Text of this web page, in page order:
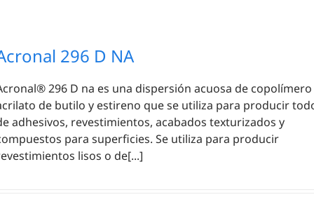
296 D NA
296 D na es una dispersión acuosa de
de butilo y estireno que se utiliza para producir
adhesivos, revestimientos, acabados texturizados y
para superficies. Se utiliza para producir
lisos o de[...]